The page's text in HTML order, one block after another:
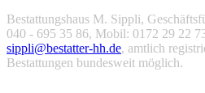
Bestattungshaus M. Sippli,
040 - 695 35 86, Mobil: 0172 29 22
sippli@bestatter-hh.de, amtlich
Bestattungen bundesweit möglich.